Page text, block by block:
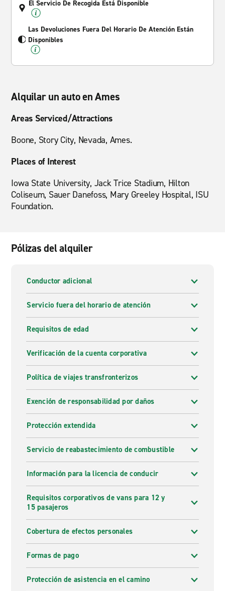
El Servicio De Recogida Está Disponible
Las Devoluciones Fuera Del Horario De Atención Están
Disponibles
Alquilar un auto en Ames
Areas Serviced/Attractions
Boone, Story City, Nevada, Ames.
Places of Interest
Iowa State University, Jack Trice Stadium, Hilton
Coliseum, Sauer Danefoss, Mary Greeley Hospital, ISU
Foundation.
Pólizas del alquiler
Conductor adicional
Servicio fuera del horario de atención
Requisitos de edad
Verificación de la cuenta corporativa
Política de viajes transfronterizos
Exención de responsabilidad por daños
Protección extendida
Servicio de reabastecimiento de combustible
Información para la licencia de conducir
Requisitos corporativos de vans para 12 y
15 pasajeros
Cobertura de efectos personales
Formas de pago
Protección de asistencia en el camino